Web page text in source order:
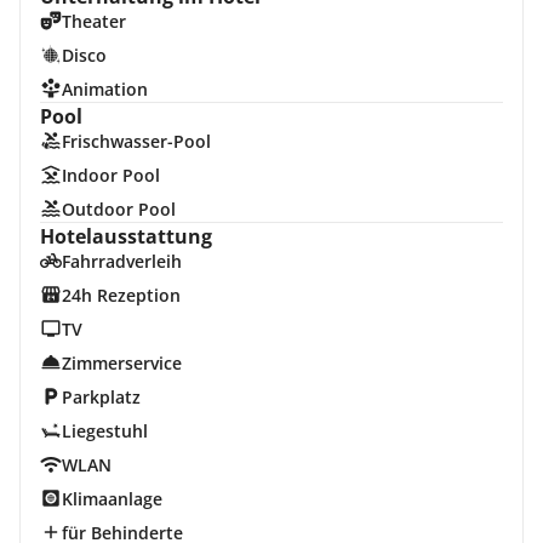
Theater
Disco
Animation
Pool
Frischwasser-Pool
Indoor Pool
Outdoor Pool
Hotelausstattung
Fahrradverleih
24h Rezeption
TV
Zimmerservice
Parkplatz
Liegestuhl
WLAN
Klimaanlage
für Behinderte